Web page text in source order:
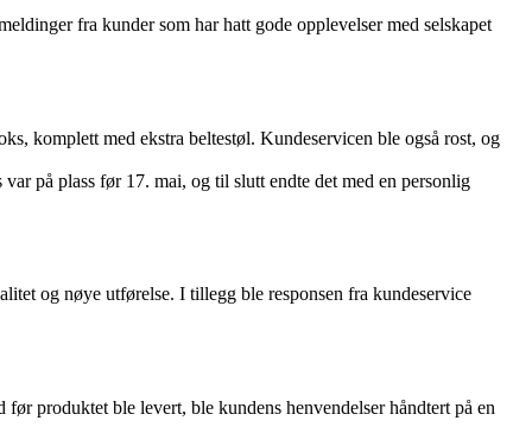
fra kunder som har hatt gode opplevelser med selskapet
komplett med ekstra beltestøl. Kundeservicen ble også rost, og
på plass før 17. mai, og til slutt endte det med en personlig
og nøye utførelse. I tillegg ble responsen fra kundeservice
produktet ble levert, ble kundens henvendelser håndtert på en